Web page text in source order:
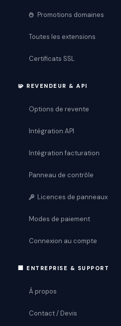
Promotions domaines
Toutes les extensions
Certificats SSL
🧩 REVENDEUR & API
Options de revente
Intégration API
Intégration facturation
Panneau de contrôle
Licences de panneaux
Modes de paiement
Connexion au compte
🏢 ENTREPRISE & SUPPORT
À propos
Contact / Devis